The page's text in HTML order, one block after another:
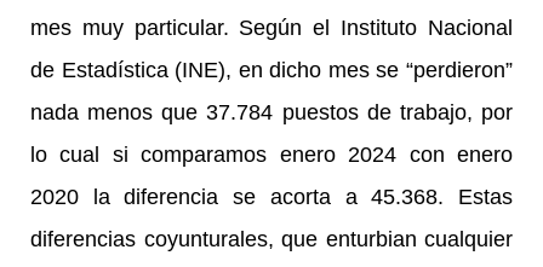
mes muy particular. Según el Instituto Nacional
de Estadística (INE), en dicho mes se “perdieron”
nada menos que 37.784 puestos de trabajo, por
lo cual si comparamos enero 2024 con enero
2020 la diferencia se acorta a 45.368. Estas
diferencias coyunturales, que enturbian cualquier